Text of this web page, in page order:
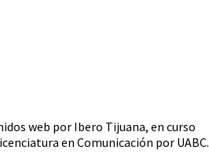
web por Ibero Tijuana, en curso
en Comunicación por UABC.